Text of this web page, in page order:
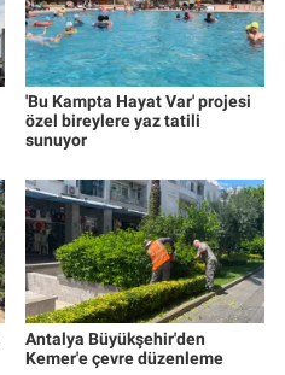
'Bu Kampta Hayat Var' projesi
özel bireylere yaz tatili
sunuyor
Antalya Büyükşehir'den
Kemer'e çevre düzenleme